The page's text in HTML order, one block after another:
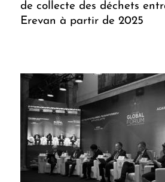
de collecte des déchets
Erevan à partir de 2025